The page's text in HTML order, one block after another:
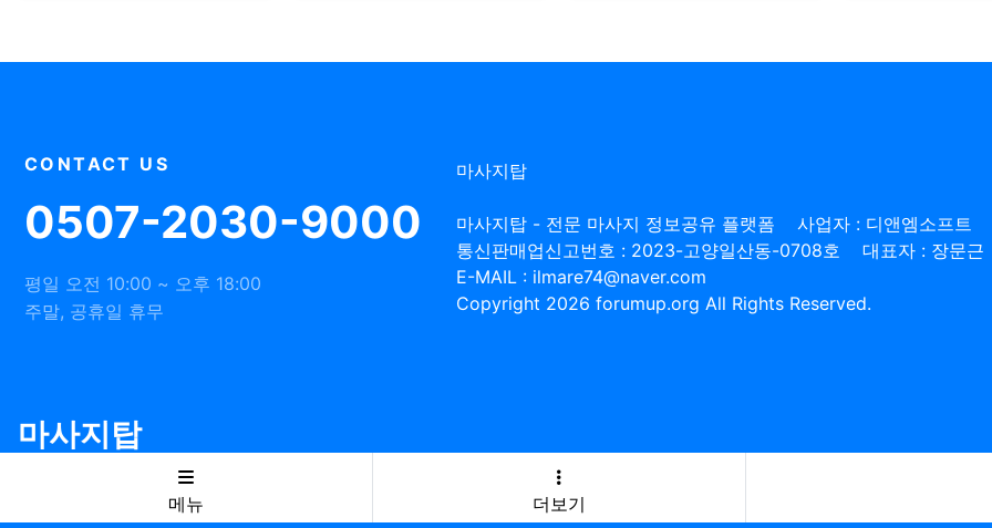
CONTACT US
0507-2030-9000
평일 오전 10:00 ~ 오후 18:00
주말, 공휴일 휴무
마사지탑
마사지탑 - 전문 마사지 정보공유 플랫폼
사업자 : 디앤엠소프트
통신판매업신고번호 : 2023-고양일산동-0708호
대표자 : 장문근
E-MAIL : ilmare74@naver.com
Copyright 2026 forumup.org All Rights Reserved.
마사지탑
메뉴
더보기